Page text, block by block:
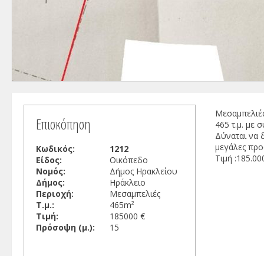
Επισκόπηση
Κωδικός:
1212
Είδος:
Οικόπεδο
Νομός:
Δήμος Ηρακλείου
Δήμος:
Ηράκλειο
Περιοχή:
Μεσαμπελιές
Τ.μ.:
465m²
Τιμή:
185000 €
Πρόσοψη (μ.):
15
465 τ.μ. με
Δύναται να
μεγάλες
Τιμή